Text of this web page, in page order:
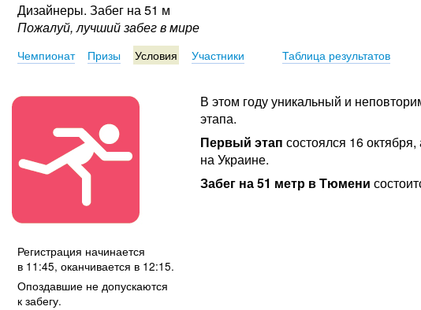
Дизайнеры. Забег на 51 м
Пожалуй, лучший забег в мире
Чемпионат Призы Условия Участники Таблица результатов
Регистрация начинается
в 11:45, оканчивается в 12:15.
Опоздавшие не допускаются
к забегу.
В этом году уникальный и
этапа.
Первый этап состоялся 16
на Украине.
Забег на 51 метр в Тюмени